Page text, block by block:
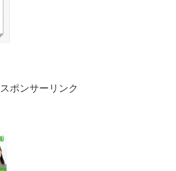
スポンサーリンク